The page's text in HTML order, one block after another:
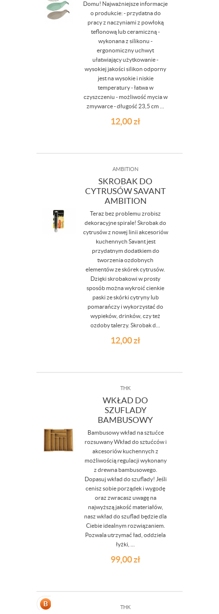
Domu! Najważniejsze informacje
o produkcie: - przydatna do
pracy z naczyniami z powłoką
teflonową lub ceramiczną -
wykonana z silikonu -
ergonomiczny uchwyt
ułatwiający użytkowanie -
wysokiej jakości silikon odporny
jest na wysokie i niskie
temperatury - łatwa w
czyszczeniu - możliwość mycia w
zmywarce - długość 23,5 cm ...
12,00zł
AMBITION
SKROBAK DO
CYTRUSÓW SAVANT
AMBITION
Teraz bez problemu zrobisz
dekoracyjne spirale! Skrobak do
cytrusów z nowej linii akcesoriów
kuchennych Savant jest
przydatnym dodatkiem do
tworzenia ozdobnych
elementów ze skórek cytrusów.
Dzięki skrobakowi w prosty
sposób można wykroić cienkie
paski ze skórki cytryny lub
pomarańczy i wykorzystać do
wypieków, drinków, czy też
ozdoby talerzy. Skrobak d...
12,00zł
THK
WKŁAD DO
SZUFLADY
BAMBUSOWY
Bambusowy wkład na sztućce
rozsuwany Wkład do sztućców i
akcesoriów kuchennych z
możliwością regulacji wykonany
z drewna bambusowego.
Dopasuj wkład do szuflady! Jeśli
cenisz sobie porządek i wygodę
oraz zwracasz uwagę na
najwyższą jakość materiałów,
nasz wkład do szuflad będzie dla
Ciebie idealnym rozwiązaniem.
Pozwala utrzymać ład, oddziela
łyżki, ...
99,00zł
THK